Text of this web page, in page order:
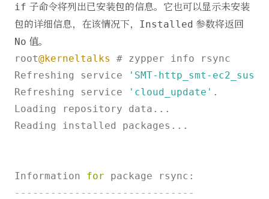
if 子命令将列出已安装包的信息。它也可以显示未安装
包的详细信息，在该情况下， Installed 参数将返回
No 值。
root@kerneltalks
# zypper info rsync
Refreshing service
'SMT-http_smt-
Refreshing service
'cloud_update' .
Loading repository data...
Reading installed packages...
Information for
------------------------------